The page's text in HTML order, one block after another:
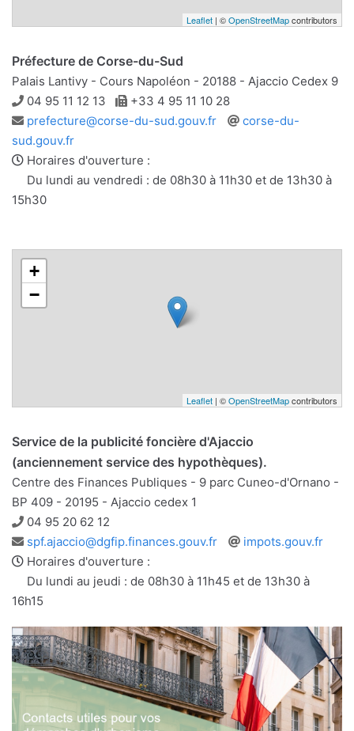
Leaflet | ©OpenStreetMapcontributors
Préfecture de Corse-du-Sud
Palais Lantivy - Cours Napoléon - 20188 - Ajaccio Cedex 9
Téléphone
04 95 11 12 13 Télécopie
+33 4 95 11 10 28
Adresse
e-
mail
prefecture@corse-du-sud.gouv.fr
Site
corse-du-
sud.gouv.fr
Horaires d'ouverture :
Du lundi au vendredi : de 08h30 à 11h30 et de 13h30 à
15h30
+
−
Leaflet | ©OpenStreetMapcontributors
Service de la publicité foncière d'Ajaccio
(anciennement service des hypothèques).
Centre des Finances Publiques - 9 parc Cuneo-d'Ornano -
BP 409 - 20195 - Ajaccio cedex 1
Téléphone
04 95 20 62 12
Adresse
e-
mail
spf.ajaccio@dgfip.finances.gouv.fr
Site
impots.gouv.fr
Horaires d'ouverture :
Du lundi au jeudi : de 08h30 à 11h45 et de 13h30 à
16h15